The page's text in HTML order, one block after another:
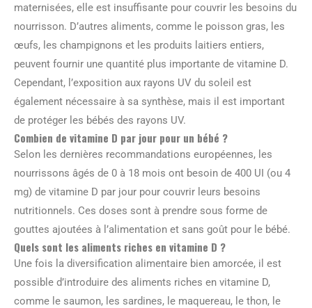
maternisées, elle est insuffisante pour couvrir les besoins du
nourrisson. D’autres aliments, comme le poisson gras, les
œufs, les champignons et les produits laitiers entiers,
peuvent fournir une quantité plus importante de vitamine D.
Cependant, l’exposition aux rayons UV du soleil est
également nécessaire à sa synthèse, mais il est important
de protéger les bébés des rayons UV.
Combien de vitamine D par jour pour un bébé ?
Selon les dernières recommandations européennes, les
nourrissons âgés de 0 à 18 mois ont besoin de 400 UI (ou 4
mg) de vitamine D par jour pour couvrir leurs besoins
nutritionnels. Ces doses sont à prendre sous forme de
gouttes ajoutées à l’alimentation et sans goût pour le bébé.
Quels sont les aliments riches en vitamine D ?
Une fois la diversification alimentaire bien amorcée, il est
possible d’introduire des aliments riches en vitamine D,
comme le saumon, les sardines, le maquereau, le thon, le